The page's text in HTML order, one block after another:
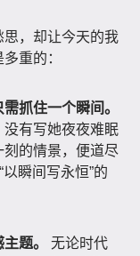
，却让今天的我
重的：
抓住一个瞬间。
没有写她夜夜难眠
的情景，便道尽
瞬间写永恒”的
题。
无论时代